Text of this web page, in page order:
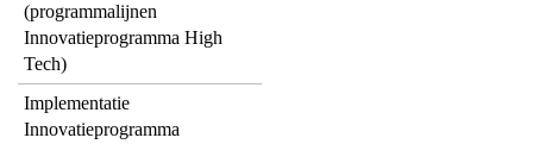
(programmalijnen
Innovatieprogramma High
Tech)
Implementatie
Innovatieprogramma